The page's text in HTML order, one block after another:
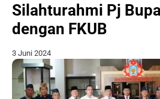
Silahturahmi Pj
dengan FKUB
3 Juni 2024